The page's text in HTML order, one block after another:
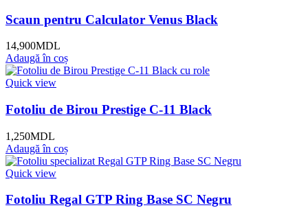
Scaun pentru Calculator Venus Black
14,900MDL
Adaugă în coș
Quick view
Fotoliu de Birou Prestige C-11 Black
1,250MDL
Adaugă în coș
Quick view
Fotoliu Regal GTP Ring Base SC Negru